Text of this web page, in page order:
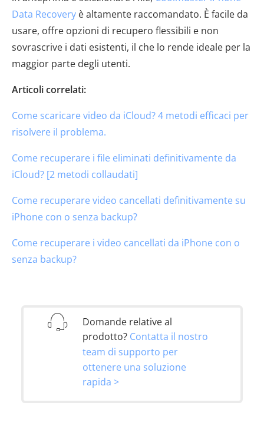
Data Recovery è altamente raccomandato. È facile da
usare, offre opzioni di recupero flessibili e non
sovrascrive i dati esistenti, il che lo rende ideale per la
maggior parte degli utenti.
Articoli correlati:
Come scaricare video da iCloud? 4 metodi efficaci per
risolvere il problema.
Come recuperare i file eliminati definitivamente da
iCloud? [2 metodi collaudati]
Come recuperare video cancellati definitivamente su
iPhone con o senza backup?
Come recuperare i video cancellati da iPhone con o
senza backup?
Domande relative al
prodotto? Contatta il nostro
team di supporto per
ottenere una soluzione
rapida >